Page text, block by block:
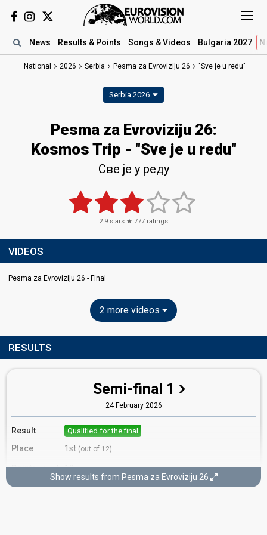
News Results & Points Songs & Videos Bulgaria 2027
National 2026 Serbia Pesma za Evroviziju 26 "Sve je u redu"
Serbia 2026
Pesma za Evroviziju 26:
Kosmos Trip - "Sve je u redu"
Све је у реду
2.9 stars ★ 777 ratings
VIDEOS
Pesma za Evroviziju 26 - Final
2 more videos
RESULTS
Semi-final 1
24 February 2026
Result Qualified for the final
Place 1st (out of 12)
Points Total 18
Show results from Pesma za Evroviziju 26